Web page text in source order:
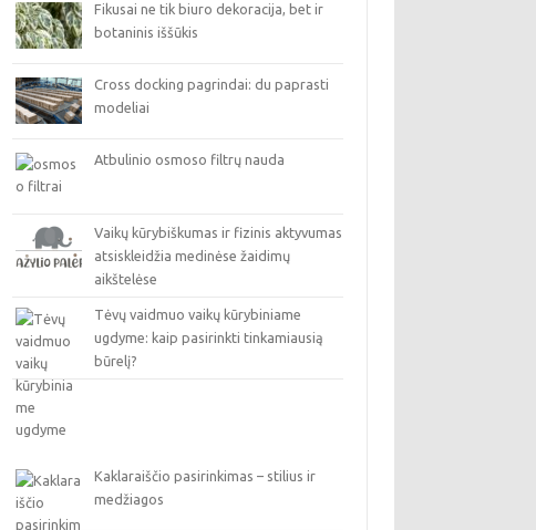
Fikusai ne tik biuro dekoracija, bet ir
botaninis iššūkis
Cross docking pagrindai: du paprasti
modeliai
Atbulinio osmoso filtrų nauda
Vaikų kūrybiškumas ir fizinis aktyvumas
atsiskleidžia medinėse žaidimų
aikštelėse
Tėvų vaidmuo vaikų kūrybiniame
ugdyme: kaip pasirinkti tinkamiausią
būrelį?
Kaklaraiščio pasirinkimas – stilius ir
medžiagos